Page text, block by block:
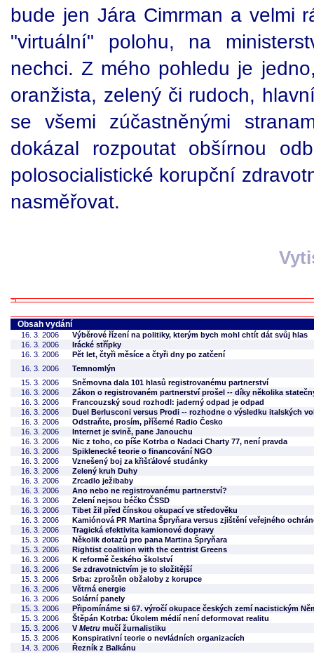
bude jen Jára Cimrman a velmi
"virtuální" polohu, na
nechci. Z mého pohledu je
oranžista, zelený či rudoch,
se všemi zúčastněnými
dokázal rozpoutat obšírnou
polosocialistické korupční
nasměřovat.
Obsah vydání
16. 3. 2006
Výběrové řízení na politiky, kterým bych mohl chtít dát svůj hlas
16. 3. 2006
Irácké střípky
16. 3. 2006
Pět let, čtyři měsíce a čtyři dny po zatčení
16. 3. 2006
Temnomlýn
15. 3. 2006
Sněmovna dala 101 hlasů registrovanému partnerství
16. 3. 2006
Zákon o registrovaném partnerství prošel -- díky několika
16. 3. 2006
Francouzský soud rozhodl: jaderný odpad je odpad
16. 3. 2006
Duel Berlusconi versus Prodi -- rozhodne o výsledku italských
16. 3. 2006
Odstraňte, prosím, příšerné Radio Česko
16. 3. 2006
Internet je svině, pane Janouchu
16. 3. 2006
Nic z toho, co píše Kotrba o Nadaci Charty 77, není pravda
16. 3. 2006
Spiklenecké teorie o financování NGO
16. 3. 2006
Vznešený boj za křišťálové studánky
16. 3. 2006
Zelený kruh Duhy
16. 3. 2006
Zrcadlo ježibaby
16. 3. 2006
Ano nebo ne registrovanému partnerství?
16. 3. 2006
Zelení nejsou béčko ČSSD
16. 3. 2006
Tibet žil před čínskou okupací ve středověku
16. 3. 2006
Kamiónová PR Martina Špryňara versus zjištění veřejného
16. 3. 2006
Tragická efektivita kamionové dopravy
15. 3. 2006
Několik dotazů pro pana Martina Špryňara
15. 3. 2006
Rightist coalition with the centrist Greens
16. 3. 2006
K reformě českého školství
16. 3. 2006
Se zdravotnictvím je to složitější
15. 3. 2006
Srba: zproštěn obžaloby z korupce
16. 3. 2006
Větrná energie
16. 3. 2006
Solární panely
15. 3. 2006
Připomínáme si 67. výročí okupace českých zemí nacistickým
15. 3. 2006
Štěpán Kotrba: Úkolem médií není deformovat realitu
15. 3. 2006
VMetru mučí žurnalistiku
15. 3. 2006
Konspirativní teorie o nevládních organizacích
14. 3. 2006
Řezník z Balkánu